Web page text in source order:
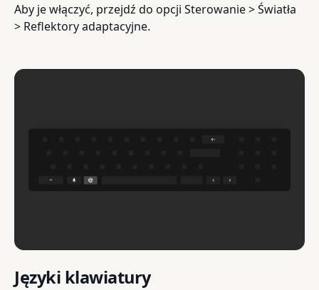
Aby je włączyć, przejdź do opcji Sterowanie > Światła
> Reflektory adaptacyjne.
Języki klawiatury